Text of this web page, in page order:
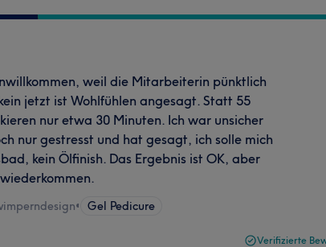
weil die Mitarbeiterin pünktlich
jetzt ist Wohlfühlen angesagt. Statt 55
nur etwa 30 Minuten. Ich war unsicher
nur gestresst und hat gesagt, ich solle mich
kein Ölfinish. Das Ergebnis ist OK, aber
• Gel Pedicure
Verifizierte